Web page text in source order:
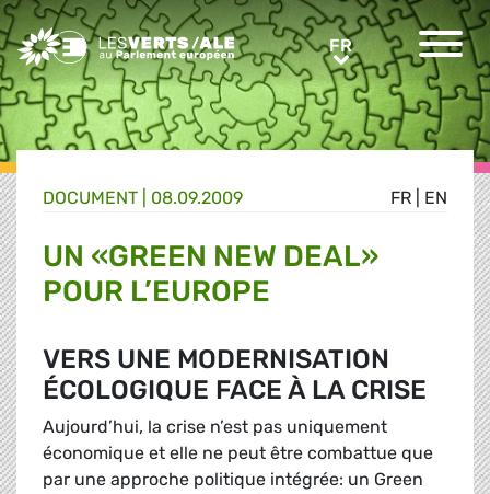
Greens/EFA Home FRFR
FR EN
DOCUMENT 08.09.2009
UN «GREEN NEW DEAL»
POUR L’EUROPE
VERS UNE MODERNISATION
ÉCOLOGIQUE FACE À LA CRISE
Aujourd’hui, la crise n’est pas uniquement
économique et elle ne peut être combattue que
par une approche politique intégrée: un Green